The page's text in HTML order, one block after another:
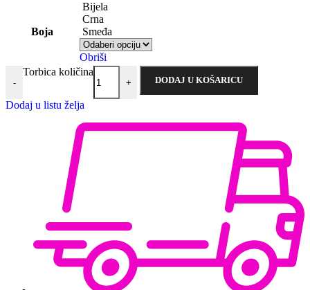
Boja
Bijela
Crna
Smeđa
Obriši
-
Torbica količina
+ DODAJ U KOŠARICU
Dodaj u listu želja